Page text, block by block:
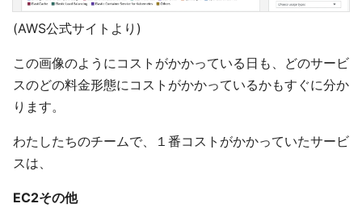
(AWS公式サイトより)
この画像のようにコストがかかっている日も、どのサービ
スのどの料金形態にコストがかかっているかもすぐに分か
ります。
わたしたちのチームで、１番コストがかかっていたサービ
スは、
EC2その他